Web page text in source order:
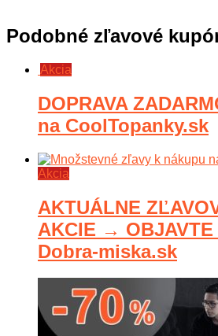
Podobné zľavové
Akcia
DOPRAVA
na CoolTopanky.sk
Akcia
AKTUÁLNE
AKCIE → OBJAVTE
Dobra-miska.sk